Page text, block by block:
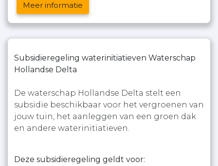
Meer informatie
Subsidieregeling waterinitiatieven Waterschap
Hollandse Delta
De waterschap Hollandse Delta stelt een
subsidie beschikbaar voor het vergroenen van
jouw tuin, het aanleggen van een groen dak
en andere waterinitiatieven.
Deze subsidieregeling geldt voor: